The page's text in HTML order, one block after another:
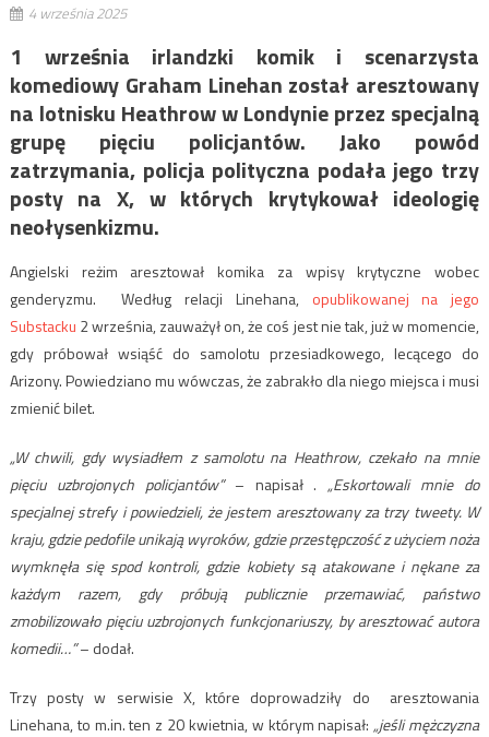
4 września 2025
1 września irlandzki komik i scenarzysta
komediowy Graham Linehan został aresztowany
na lotnisku Heathrow w Londynie przez specjalną
grupę pięciu policjantów. Jako powód
zatrzymania, policja polityczna podała jego trzy
posty na X, w których krytykował ideologię
neołysenkizmu.
Angielski reżim aresztował komika za wpisy krytyczne wobec
genderyzmu. Według relacji Linehana, opublikowanej na jego
Substacku 2 września, zauważył on, że coś jest nie tak, już w momencie,
gdy próbował wsiąść do samolotu przesiadkowego, lecącego do
Arizony. Powiedziano mu wówczas, że zabrakło dla niego miejsca i musi
zmienić bilet.
„W chwili, gdy wysiadłem z samolotu na Heathrow, czekało na mnie
pięciu uzbrojonych policjantów”– napisał . „Eskortowali mnie do
specjalnej strefy i powiedzieli, że jestem aresztowany za trzy tweety. W
kraju, gdzie pedofile unikają wyroków, gdzie przestępczość z użyciem noża
wymknęła się spod kontroli, gdzie kobiety są atakowane i nękane za
każdym razem, gdy próbują publicznie przemawiać, państwo
zmobilizowało pięciu uzbrojonych funkcjonariuszy, by aresztować autora
komedii…”– dodał.
Trzy posty w serwisie X, które doprowadziły do ​ aresztowania
Linehana, to m.in. ten z 20 kwietnia, w którym napisał: „jeśli mężczyzna